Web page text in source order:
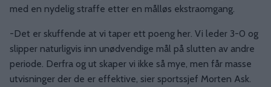
med en nydelig straffe etter en målløs ekstraomgang.
-Det er skuffende at vi taper ett poeng her. Vi leder 3-0 og
slipper naturligvis inn unødvendige mål på slutten av andre
periode. Derfra og ut skaper vi ikke så mye, men får masse
utvisninger der de er effektive, sier sportssjef Morten Ask.